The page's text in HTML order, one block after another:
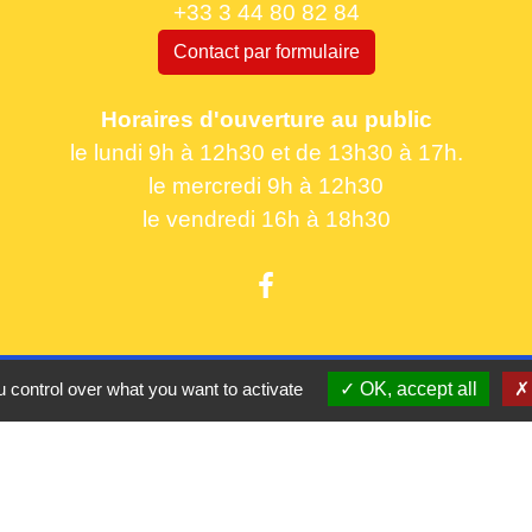
+33 3 44 80 82 84
Contact par formulaire
Horaires d'ouverture au public
le lundi 9h à 12h30 et de 13h30 à 17h.
le mercredi 9h à 12h30
le vendredi 16h à 18h30
over what you want to activate OK, accept all